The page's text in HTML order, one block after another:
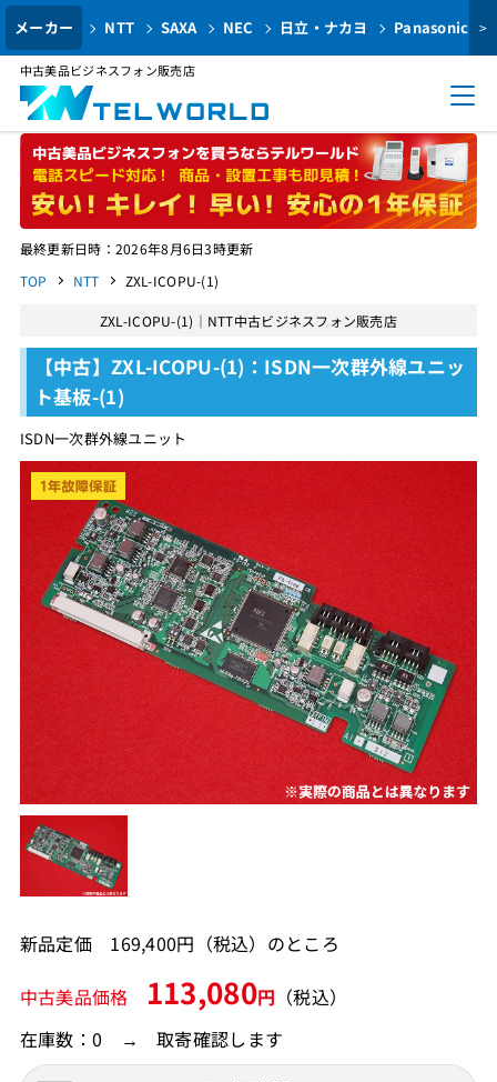
メーカー NTT SAXA NEC 日立・ナカヨ Panasonic >
中古美品ビジネスフォン販売店
最終更新日時：2026年8月6日3時更新
TOP
NTT ZXL-ICOPU-(1)
ZXL-ICOPU-(1)｜NTT中古ビジネスフォン販売店
【中古】ZXL-ICOPU-(1)：ISDN一次群外線ユニッ
ト基板-(1)
ISDN一次群外線ユニット
新品定価 169,400円（税込）のところ
中古美品価格 113,080円 （税込）
在庫数：0 → 取寄確認します